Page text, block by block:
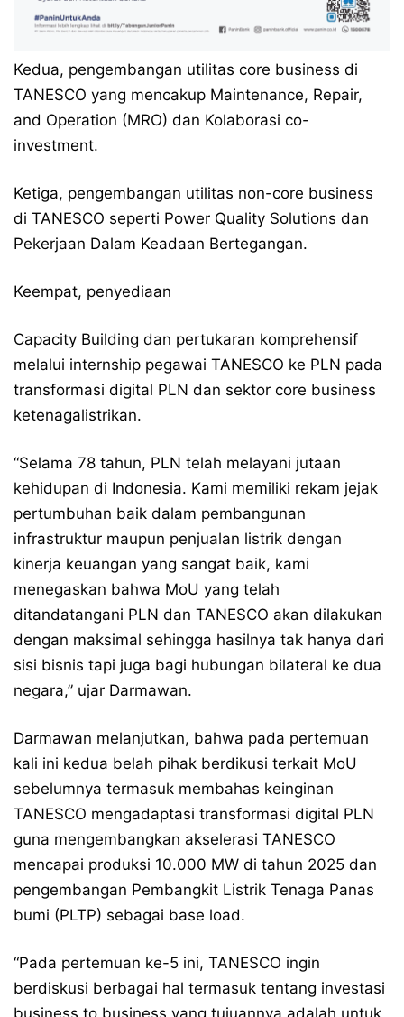
Kedua, pengembangan utilitas core business di
TANESCO yang mencakup Maintenance, Repair,
and Operation (MRO) dan Kolaborasi co-
investment.
Ketiga, pengembangan utilitas non-core business
di TANESCO seperti Power Quality Solutions dan
Pekerjaan Dalam Keadaan Bertegangan.
Keempat, penyediaan
Capacity Building dan pertukaran komprehensif
melalui internship pegawai TANESCO ke PLN pada
transformasi digital PLN dan sektor core business
ketenagalistrikan.
“Selama 78 tahun, PLN telah melayani jutaan
kehidupan di Indonesia. Kami memiliki rekam jejak
pertumbuhan baik dalam pembangunan
infrastruktur maupun penjualan listrik dengan
kinerja keuangan yang sangat baik, kami
menegaskan bahwa MoU yang telah
ditandatangani PLN dan TANESCO akan dilakukan
dengan maksimal sehingga hasilnya tak hanya dari
sisi bisnis tapi juga bagi hubungan bilateral ke dua
negara,” ujar Darmawan.
Darmawan melanjutkan, bahwa pada pertemuan
kali ini kedua belah pihak berdikusi terkait MoU
sebelumnya termasuk membahas keinginan
TANESCO mengadaptasi transformasi digital PLN
guna mengembangkan akselerasi TANESCO
mencapai produksi 10.000 MW di tahun 2025 dan
pengembangan Pembangkit Listrik Tenaga Panas
bumi (PLTP) sebagai base load.
“Pada pertemuan ke-5 ini, TANESCO ingin
berdiskusi berbagai hal termasuk tentang investasi
business to business yang tujuannya adalah untuk